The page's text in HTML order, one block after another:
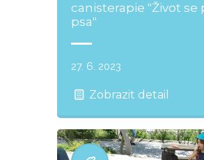
canisterapie "Život se
psa"
27. 6. 2023
Zobrazit detail